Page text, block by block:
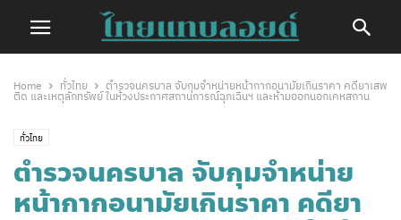
Home ทั่วไทย
ตำรวจนครบาล จับกุมจำหน่ายหน้ากากอนามัยเกินราคา คดียาเสพ
ติด และเหตุลักทรัพย์ ในห้วงประกาศสถานการณ์ฉุกเฉินฯ และห้ามออกนอกเคหสถาน
ทั่วไทย
ตำรวจนครบาล จับกุมจำหน่าย
หน้ากากอนามัยเกินราคา คดียา